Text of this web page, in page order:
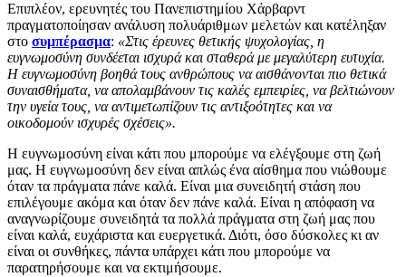
Επιπλέον, ερευνητές του Πανεπιστημίου Χάρβαρντ
πραγματοποίησαν ανάλυση πολυάριθμων μελετών και κατέληξαν
στο συμπέρασμα: «Στις έρευνες θετικής ψυχολογίας, η
ευγνωμοσύνη συνδέεται ισχυρά και σταθερά με μεγαλύτερη ευτυχία.
Η ευγνωμοσύνη βοηθά τους ανθρώπους να αισθάνονται πιο θετικά
συναισθήματα, να απολαμβάνουν τις καλές εμπειρίες, να βελτιώνουν
την υγεία τους, να αντιμετωπίζουν τις αντιξοότητες και να
οικοδομούν ισχυρές σχέσεις».
Η ευγνωμοσύνη είναι κάτι που μπορούμε να ελέγξουμε στη ζωή
μας. Η ευγνωμοσύνη δεν είναι απλώς ένα αίσθημα που νιώθουμε
όταν τα πράγματα πάνε καλά. Είναι μια συνειδητή στάση που
επιλέγουμε ακόμα και όταν δεν πάνε καλά. Είναι η απόφαση να
αναγνωρίζουμε συνειδητά τα πολλά πράγματα στη ζωή μας που
είναι καλά, ευχάριστα και ευεργετικά. Διότι, όσο δύσκολες κι αν
είναι οι συνθήκες, πάντα υπάρχει κάτι που μπορούμε να
παρατηρήσουμε και να εκτιμήσουμε.